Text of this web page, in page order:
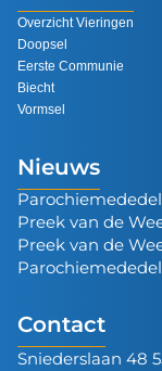
Overzicht Vieringen
Doopsel
Eerste Communie
Biecht
Vormsel
Nieuws
Preek van de
Preek van de
Contact
Sniederslaan 48